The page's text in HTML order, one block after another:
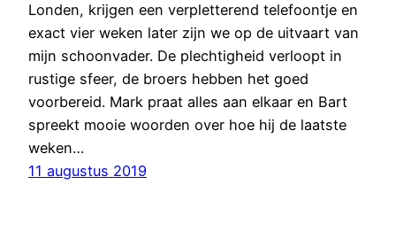
Londen, krijgen een verpletterend telefoontje en
exact vier weken later zijn we op de uitvaart van
mijn schoonvader. De plechtigheid verloopt in
rustige sfeer, de broers hebben het goed
voorbereid. Mark praat alles aan elkaar en Bart
spreekt mooie woorden over hoe hij de laatste
weken…
11 augustus 2019